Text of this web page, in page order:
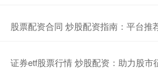
股票配资合同 炒股配资指南：平台推
证券etf股票行情 炒股配资：助力股市